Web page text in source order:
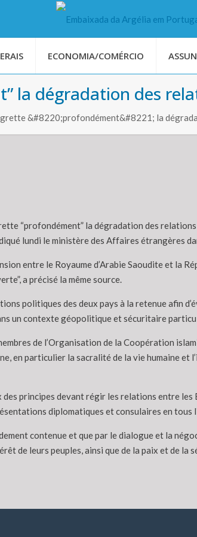
ECONOMIA/COMÉRCIO
la dégradation des
&#8220;profondément&#8221; la
“profondément” la dégradation des
lundi le ministère des Affaires étrangères
entre le Royaume d’Arabie Saoudite et la
a précisé la même source.
politiques des deux pays à la retenue afin
un contexte géopolitique et sécuritaire
de l’Organisation de la Coopération
en particulier la sacralité de la vie humaine
des principes devant régir les relations entre
diplomatiques et consulaires en tous
contenue et que par le dialogue et la
de leurs peuples, ainsi que de la paix et de la